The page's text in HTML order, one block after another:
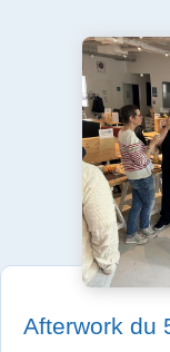
Afterwork du